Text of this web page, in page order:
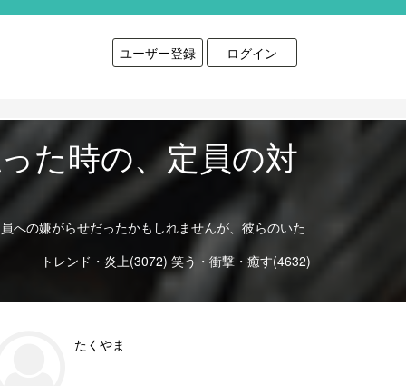
ユーザー登録 ログイン
た時の、定員の対
への嫌がらせだったかもしれませんが、彼らのいた
トレンド・炎上(3072) 笑う・衝撃・癒す(4632)
たくやま